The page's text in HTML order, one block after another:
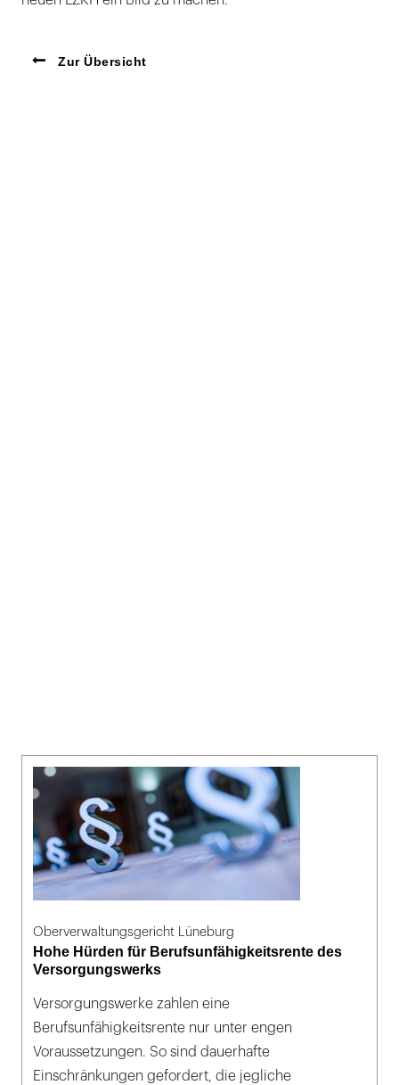
Zur Übersicht
Oberverwaltungsgericht Lüneburg
Hohe Hürden für Berufsunfähigkeitsrente des
Versorgungswerks
Versorgungswerke zahlen eine
Berufsunfähigkeitsrente nur unter engen
Voraussetzungen. So sind dauerhafte
Einschränkungen gefordert, die jegliche